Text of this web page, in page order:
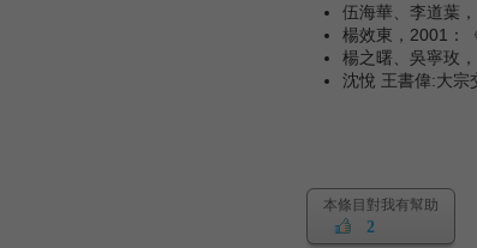
伍海華、李道葉
楊效東，2001：
楊之曙、吳寧玫
沈悅 王書偉:大宗
本條目對我有幫助
2